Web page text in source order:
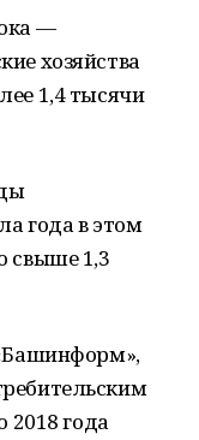
—
хозяйства
1,4 тысячи
года в этом
свыше 1,3
2018 года